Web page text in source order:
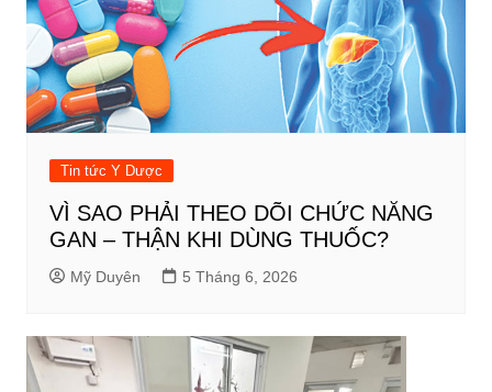
Tin tức Y Dược
VÌ SAO PHẢI THEO DÕI CHỨC NĂNG
GAN – THẬN KHI DÙNG THUỐC?
Mỹ Duyên 5 Tháng 6, 2026